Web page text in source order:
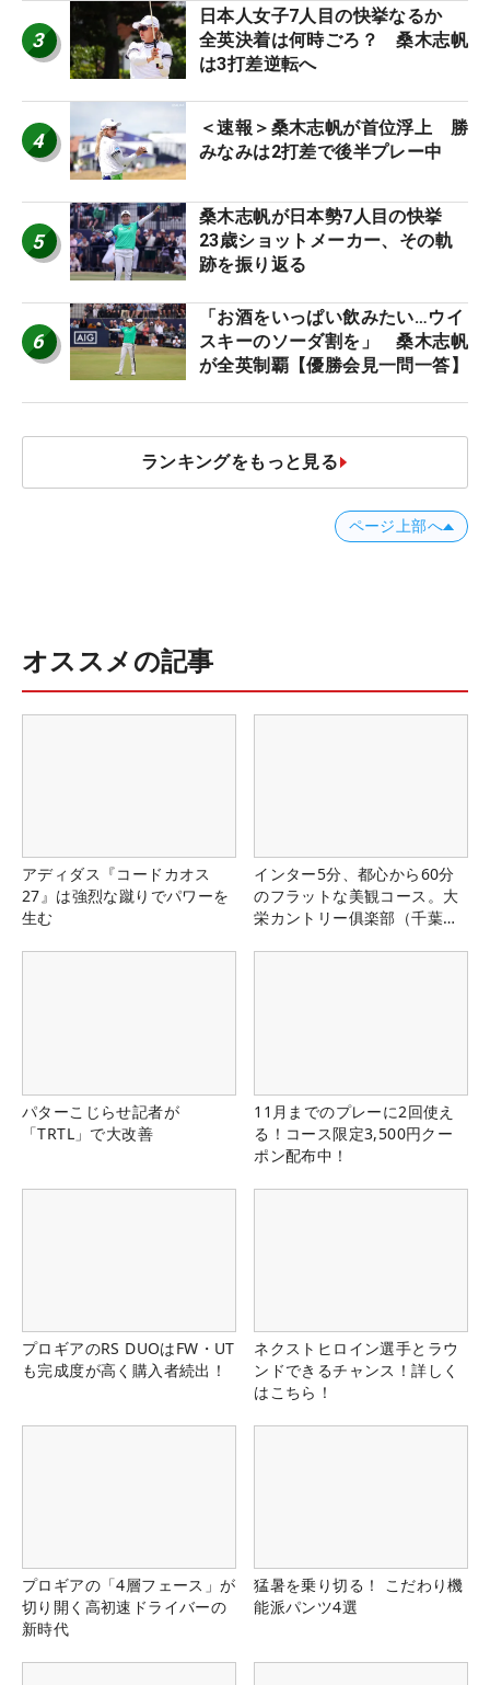
3
日本人女子7人目の快挙なるか
全英決着は何時ごろ？ 桑木志帆
は3打差逆転へ
4
＜速報＞桑木志帆が首位浮上 勝
みなみは2打差で後半プレー中
5
桑木志帆が日本勢7人目の快挙
23歳ショットメーカー、その軌
跡を振り返る
6
「お酒をいっぱい飲みたい…ウイ
スキーのソーダ割を」 桑木志帆
が全英制覇【優勝会見一問一答】
ランキングをもっと見る
ページ上部へ
オススメの記事
アディダス『コードカオス
27』は強烈な蹴りでパワーを
生む
インター5分、都心から60分
のフラットな美観コース。大
栄カントリー俱楽部（千葉
パターこじらせ記者が
「TRTL」で大改善
11月までのプレーに2回使え
る！コース限定3,500円クー
ポン配布中！
プロギアのRS DUOはFW・UT
も完成度が高く購入者続出！
ネクストヒロイン選手とラウ
ンドできるチャンス！詳しく
はこちら！
プロギアの「4層フェース」が
切り開く高初速ドライバーの
新時代
猛暑を乗り切る！ こだわり機
能派パンツ4選